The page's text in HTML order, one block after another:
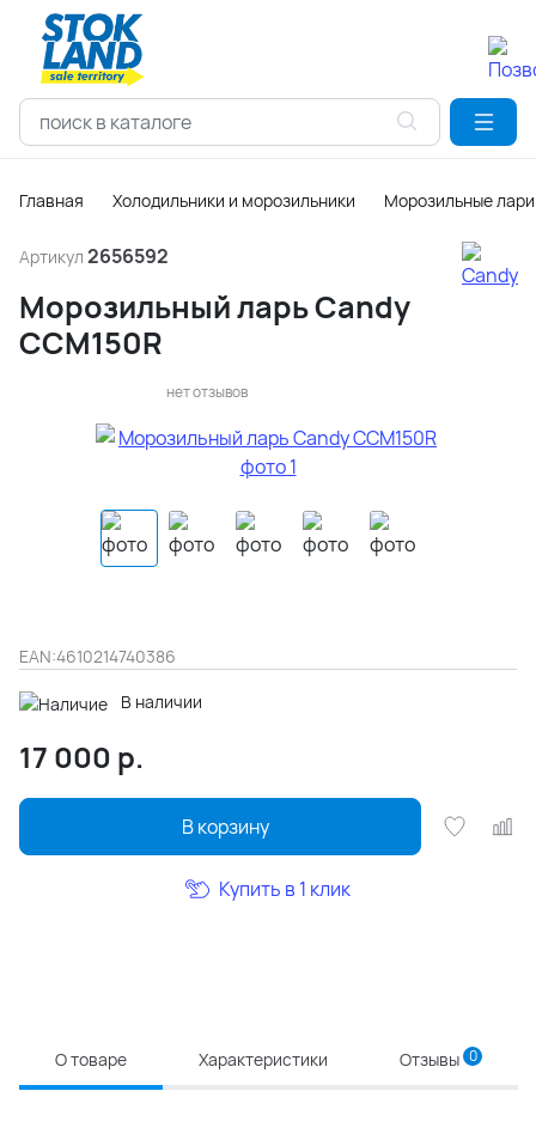
Главная Холодильники и морозильники Морозильные лари
Артикул 2656592
Морозильный ларь Candy
CCM150R
нет отзывов
EAN:4610214740386
В наличии
17 000 р.
В корзину
Купить в 1 клик
О товаре Характеристики Отзывы 0